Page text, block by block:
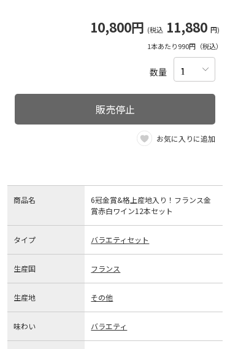
10,800円 (税込 11,880 円)
1本あたり990円（税込）
数量
販売停止
お気に入りに追加
商品名
6冠金賞&格上産地入り！フランス金
賞赤白ワイン12本セット
タイプ バラエティセット
生産国 フランス
生産地 その他
味わい バラエティ